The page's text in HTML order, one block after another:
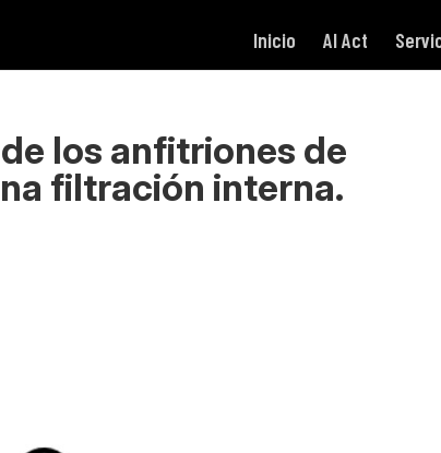
Inicio AI Act
los anfitriones de
filtración interna.